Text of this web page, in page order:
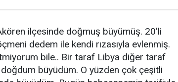
ilçesinde doğmuş büyümüş. 20'li
dedem ile kendi rızasıyla evlenmiş.
bile.. Bir taraf Libya diğer taraf
büyüdüm. O yüzden çok çeşitli